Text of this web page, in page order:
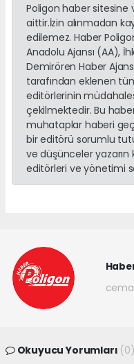
Poligon haber sitesine
aittir.İzin alınmadan
edilemez. Haber
Anadolu Ajansı (AA),
Demirören Haber
tarafından eklenen
editörlerinin
çekilmektedir. Bu
muhataplar haberi
bir editörü sorumlu
ve düşünceler yazarın
editörleri ve yönetimi
Okuyucu Yorumları (0)